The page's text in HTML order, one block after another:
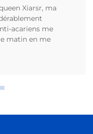
Xiarsr, ma
acariens me
matin en me